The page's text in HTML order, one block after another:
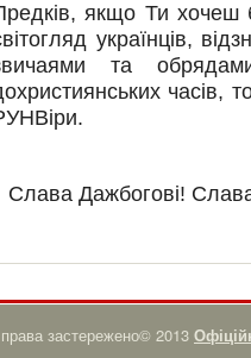
якщо Ти хочеш
українців,
та
часів,
Слава Дажбогові!
права застережено© 2013